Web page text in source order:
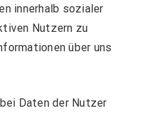
innerhalb sozialer
Nutzern zu
über uns
Daten der Nutzer